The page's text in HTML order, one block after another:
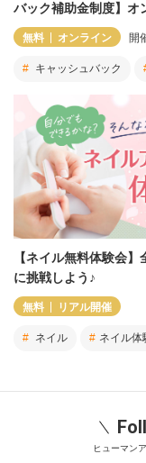
バック補助金制度】オ
無料 オンライン 開
キャッシュバック
【ネイル無料体験会
に挑戦しよう♪
無料 リアル開催
ネイル ネイル体
ヒューマン